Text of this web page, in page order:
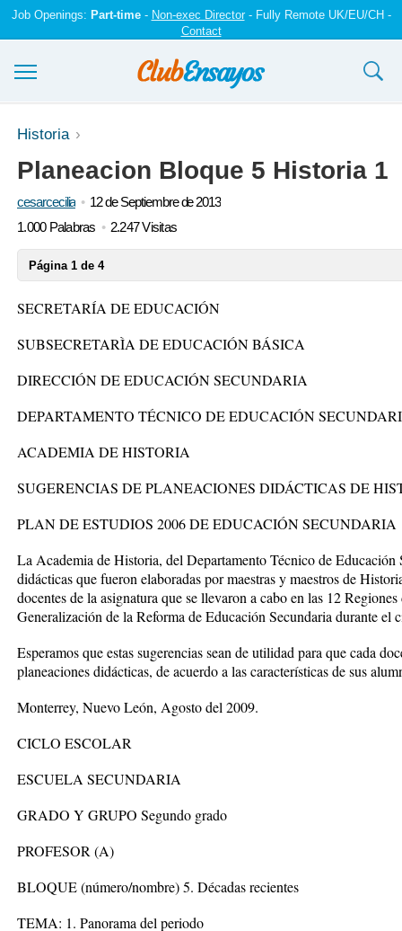
Job Openings: Part-time- Non-exec Director- Fully Remote UK/EU/CH -
Contact
Ensayos y trabajos
Registrarse
Iniciar sesión
Historia
Planeacion Bloque 5 Historia 1
cesarcecilia
12 de Septiembre de 2013
1.000 Palabras
2.247 Visitas
Página 1 de 4
SECRETARÍA DE EDUCACIÓN
SUBSECRETARÌA DE EDUCACIÓN BÁSICA
DIRECCIÓN DE EDUCACIÓN SECUNDARIA
DEPARTAMENTO TÉCNICO DE EDUCACIÓN
ACADEMIA DE HISTORIA
SUGERENCIAS DE PLANEACIONES DIDÁCTICAS DE
PLAN DE ESTUDIOS 2006 DE EDUCACIÓN SECUNDARIA
La Academia de Historia, del Departamento Técnico de Educación
didácticas que fueron elaboradas por maestras y maestros de
docentes de la asignatura que se llevaron a cabo en las 12
Generalización de la Reforma de Educación Secundaria durante el
Esperamos que estas sugerencias sean de utilidad para que cada
planeaciones didácticas, de acuerdo a las características de sus
Monterrey, Nuevo León, Agosto del 2009.
CICLO ESCOLAR
ESCUELA SECUNDARIA
GRADO Y GRUPO Segundo grado
PROFESOR (A)
BLOQUE (número/nombre) 5. Décadas recientes
TEMA: 1. Panorama del periodo